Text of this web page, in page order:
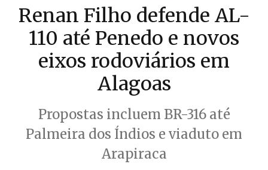
Renan Filho defende AL-
110 até Penedo e novos
eixos rodoviários em
Alagoas
Propostas incluem BR-316 até
Palmeira dos Índios e viaduto em
Arapiraca